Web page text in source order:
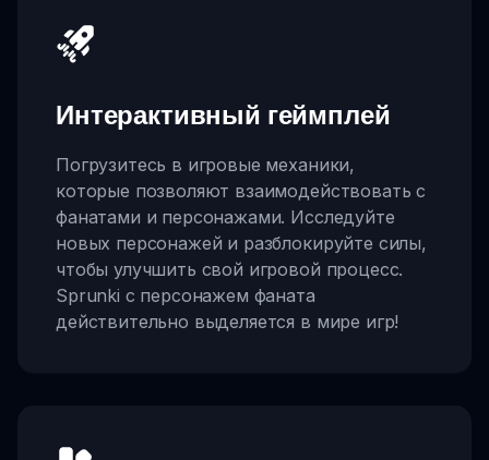
Интерактивный геймплей
Погрузитесь в игровые механики,
которые позволяют взаимодействовать с
фанатами и персонажами. Исследуйте
новых персонажей и разблокируйте силы,
чтобы улучшить свой игровой процесс.
Sprunki с персонажем фаната
действительно выделяется в мире игр!